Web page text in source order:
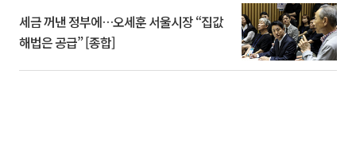
세금 꺼낸 정부에…오세훈 서울시장 “집값
해법은 공급” [종합]